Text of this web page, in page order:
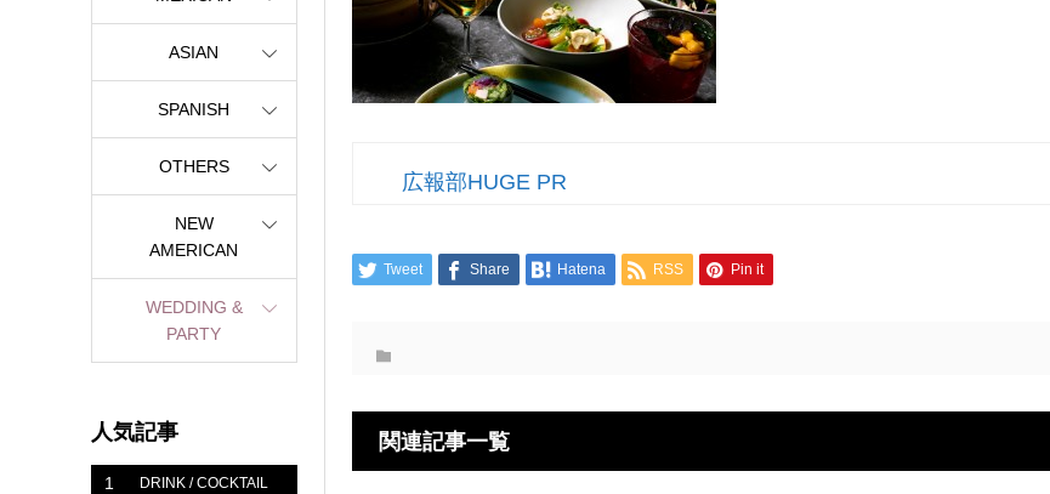
広報部HUGE PR
Tweet Share Hatena RSS Pin it
関連記事一覧
ASIAN
SPANISH
OTHERS
NEW
AMERICAN
WEDDING &
PARTY
人気記事
1 DRINK / COCKTAIL